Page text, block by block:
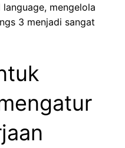
mengelola
3 menjadi sangat